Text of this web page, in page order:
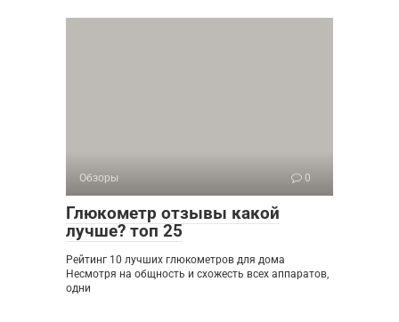
Обзоры 0
Глюкометр отзывы какой
лучше? топ 25
Рейтинг 10 лучших глюкометров для дома
Несмотря на общность и схожесть всех аппаратов,
одни